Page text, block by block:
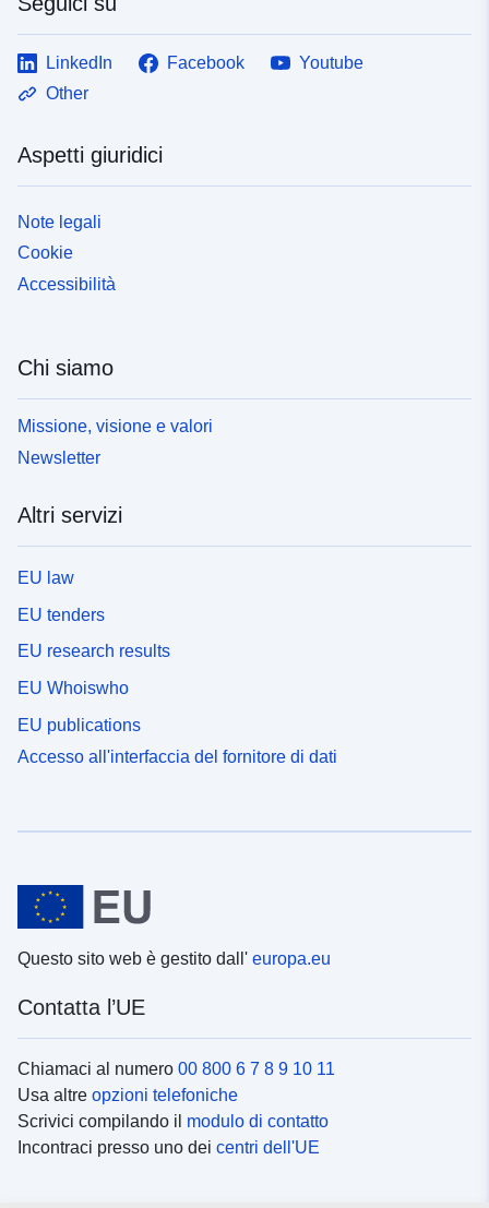
LinkedIn Facebook
Youtube
Other
Aspetti giuridici
Note legali
Cookie
Accessibilità
Chi siamo
Missione, visione e valori
Newsletter
Altri servizi
EU law
EU tenders
EU research results
EU Whoiswho
EU publications
Accesso all'interfaccia del fornitore di dati
Questo sito web è gestito dall' europa.eu
Contatta l’UE
Chiamaci al numero 00 800 6 7 8 9 10 11
Usa altre opzioni telefoniche
Scrivici compilando il modulo di contatto
Incontraci presso uno dei centri dell'UE